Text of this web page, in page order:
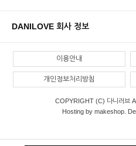
DANILOVE 회사 정보
이용안내
개인정보처리방침
COPYRIGHT (C) 다니러브
Hosting by makeshop.